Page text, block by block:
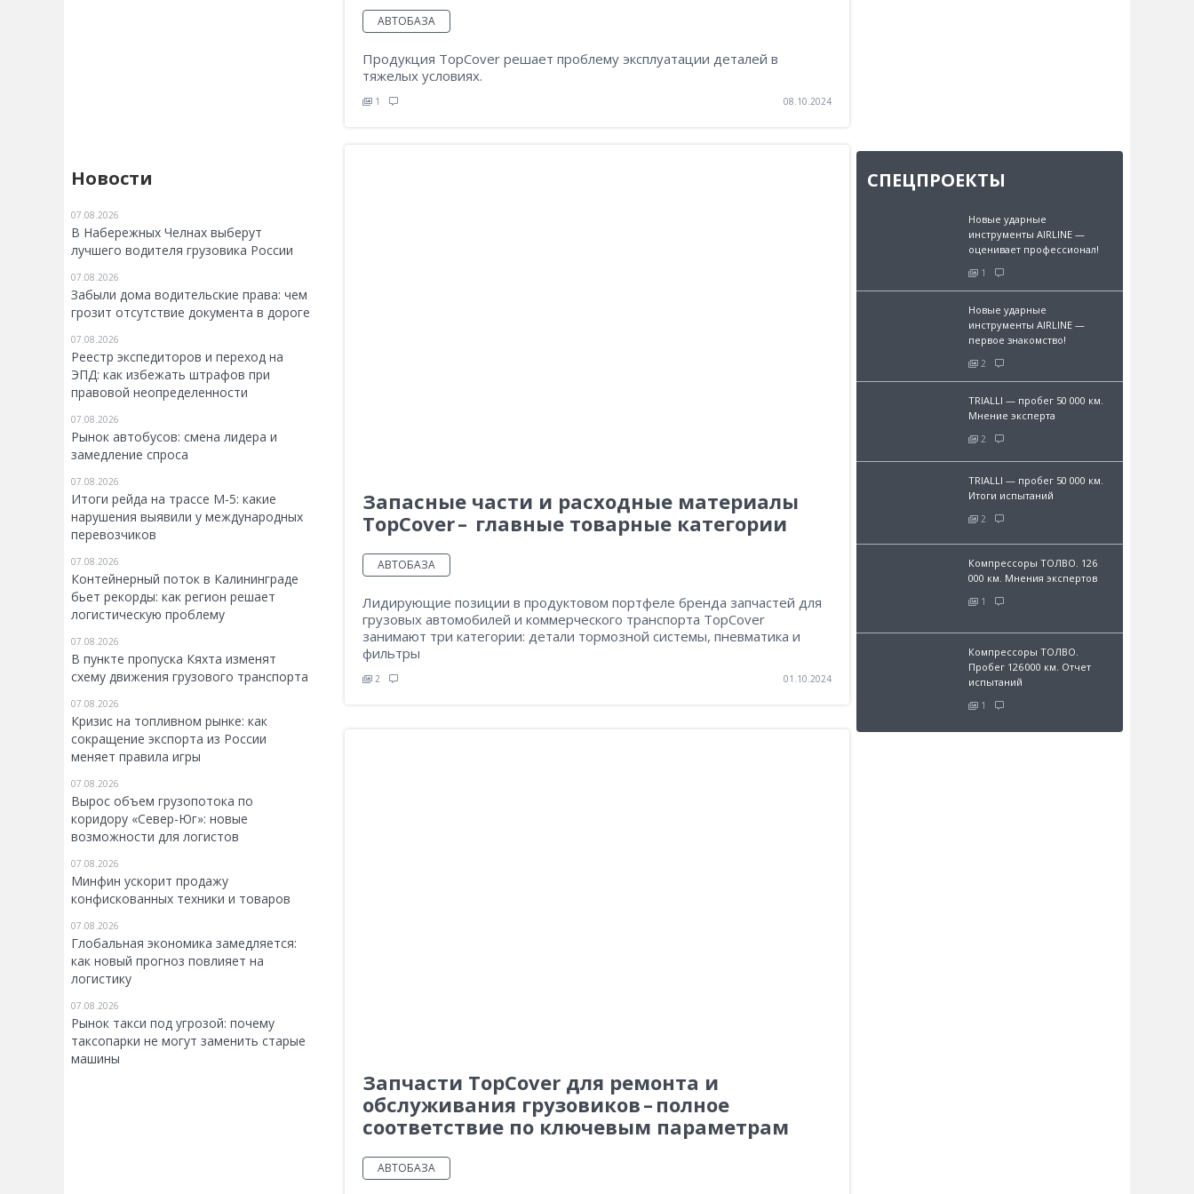
Новости
07.08.2026
В Набережных Челнах выберут
лучшего водителя грузовика России
07.08.2026
Забыли дома водительские права: чем
грозит отсутствие документа в дороге
07.08.2026
Реестр экспедиторов и переход на
ЭПД: как избежать штрафов при
правовой неопределенности
07.08.2026
Рынок автобусов: смена лидера и
замедление спроса
07.08.2026
Итоги рейда на трассе М-5: какие
нарушения выявили у международных
перевозчиков
07.08.2026
Контейнерный поток в Калининграде
бьет рекорды: как регион решает
логистическую проблему
07.08.2026
В пункте пропуска Кяхта изменят
схему движения грузового транспорта
07.08.2026
Кризис на топливном рынке: как
сокращение экспорта из России
меняет правила игры
07.08.2026
Вырос объем грузопотока по
коридору «Север-Юг»: новые
возможности для логистов
07.08.2026
Минфин ускорит продажу
конфискованных техники и товаров
07.08.2026
Глобальная экономика замедляется:
как новый прогноз повлияет на
логистику
07.08.2026
Рынок такси под угрозой: почему
таксопарки не могут заменить старые
машины
АВТОБАЗА
Продукция TopCover решает проблему эксплуатации деталей в
тяжелых условиях.
1 08.10.2024
Запасные части и расходные материалы
TopCover – главные товарные категории
АВТОБАЗА
Лидирующие позиции в продуктовом портфеле бренда запчастей для
грузовых автомобилей и коммерческого транспорта TopCover
занимают три категории: детали тормозной системы, пневматика и
фильтры
2 01.10.2024
Запчасти TopCover для ремонта и
обслуживания грузовиков – полное
соответствие по ключевым параметрам
АВТОБАЗА
СПЕЦПРОЕКТЫ
Новые ударные
инструменты AIRLINE —
оценивает профессионал!
1
Новые ударные
инструменты AIRLINE —
первое знакомство!
2
TRIALLI — пробег 50 000 км.
Мнение эксперта
2
TRIALLI — пробег 50 000 км.
Итоги испытаний
2
Компрессоры ТОЛВО. 126
000 км. Мнения экспертов
1
Компрессоры ТОЛВО.
Пробег 126 000 км. Отчет
испытаний
1